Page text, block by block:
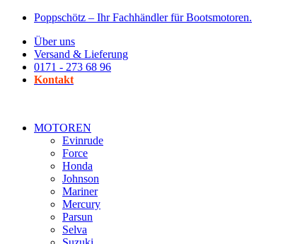
Zum
wechseln
Poppschötz – Ihr Fachhändler für Bootsmotoren.
Über uns
Versand & Lieferung
0171 - 273 68 96
Kontakt
MOTOREN
Evinrude
Force
Honda
Johnson
Mariner
Mercury
Parsun
Selva